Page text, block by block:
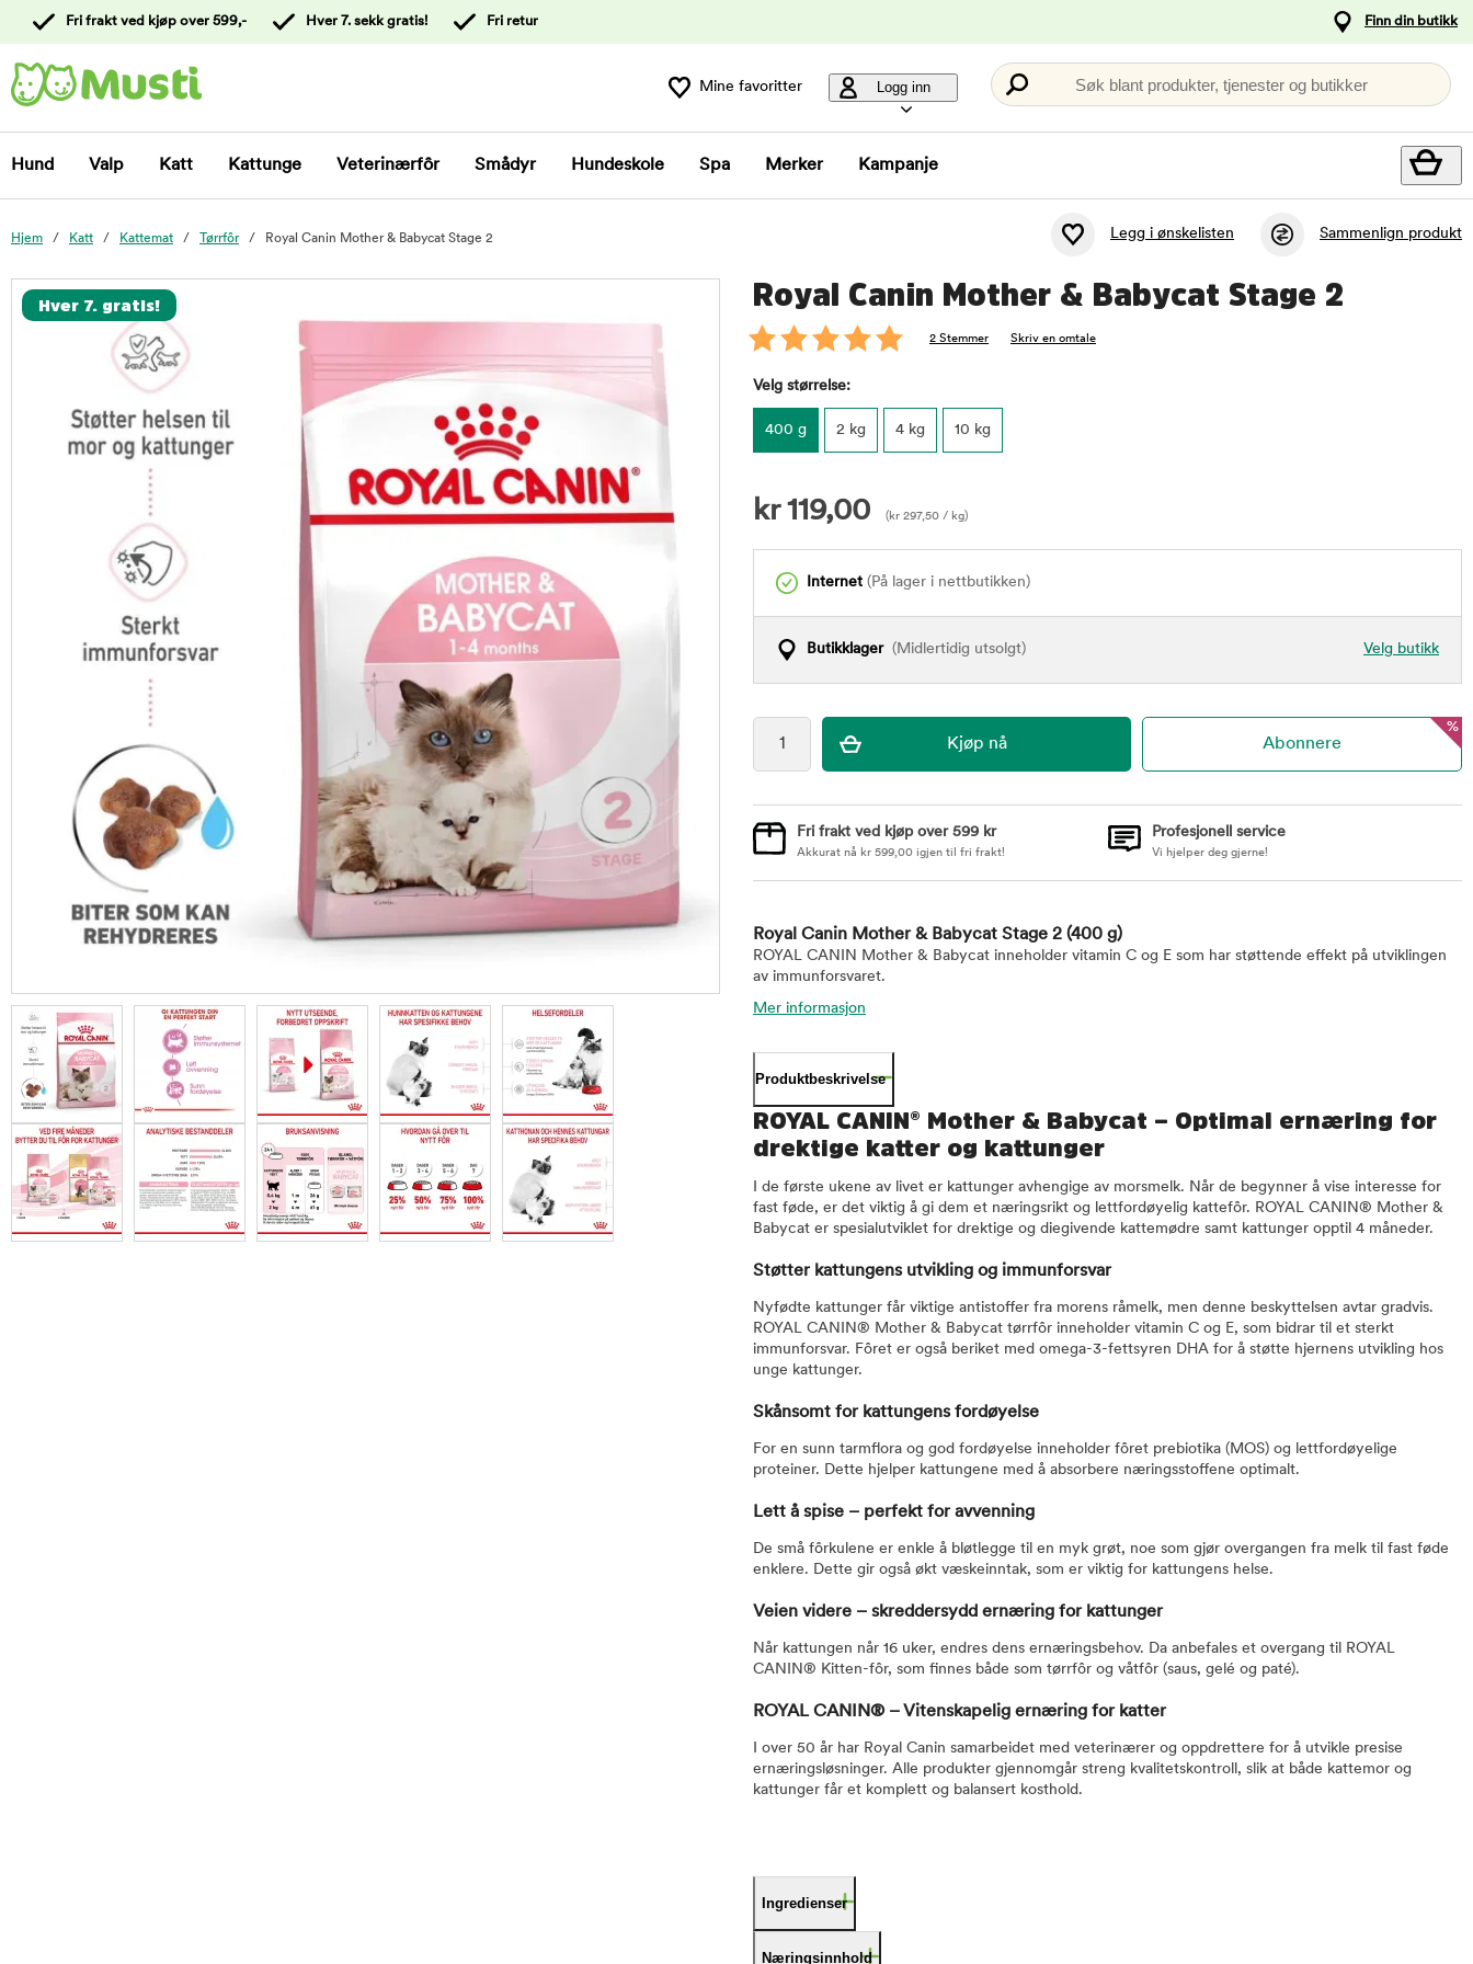
kundeservice
Fri frakt ved kjøp over 599,- Hver 7. sekk gratis! Fri retur Finn din butikk
Mine favoritter Logg inn Søk blant produkter, tjenester og butikker
Hund Valp Katt Kattunge Veterinærfôr Smådyr Hundeskole Spa Merker Kampanje
Hjem Katt Kattemat Tørrfôr Royal Canin Mother & Babycat Stage 2 Legg i ønskelisten Sammenlign produkt
Royal Canin Mother & Babycat Stage 2
2 Stemmer Skriv en omtale
Hver 7. gratis!
Velg størrelse:
400 g 2 kg 4 kg 10 kg
kr119,00 ( kr 297,50 / kg)
Internet (På lager i nettbutikken)
Velg butikk
Butikklager(Midlertidig utsolgt)
foo
%
Fri frakt ved kjøp over 599 kr
Akkurat nå kr 599,00 igjen til fri frakt!
Profesjonell service
Vi hjelper deg gjerne!
Royal Canin Mother & Babycat Stage 2 (400 g)
ROYAL CANIN Mother & Babycat inneholder vitamin C og E som har støttende effekt på utviklingen
av immunforsvaret.
Mer informasjon
Produktbeskrivelse
ROYAL CANIN® Mother & Babycat – Optimal ernæring for
drektige katter og kattunger
I de første ukene av livet er kattunger avhengige av morsmelk. Når de begynner å vise interesse for
fast føde, er det viktig å gi dem et næringsrikt og lettfordøyelig kattefôr. ROYAL CANIN® Mother &
Babycat er spesialutviklet for drektige og diegivende kattemødre samt kattunger opptil 4 måneder.
Støtter kattungens utvikling og immunforsvar
Nyfødte kattunger får viktige antistoffer fra morens råmelk, men denne beskyttelsen avtar gradvis.
ROYAL CANIN® Mother & Babycat tørrfôr inneholder vitamin C og E, som bidrar til et sterkt
immunforsvar. Fôret er også beriket med omega-3-fettsyren DHA for å støtte hjernens utvikling hos
unge kattunger.
Skånsomt for kattungens fordøyelse
For en sunn tarmflora og god fordøyelse inneholder fôret prebiotika (MOS) og lettfordøyelige
proteiner. Dette hjelper kattungene med å absorbere næringsstoffene optimalt.
Lett å spise – perfekt for avvenning
De små fôrkulene er enkle å bløtlegge til en myk grøt, noe som gjør overgangen fra melk til fast føde
enklere. Dette gir også økt væskeinntak, som er viktig for kattungens helse.
Veien videre – skreddersydd ernæring for kattunger
Når kattungen når 16 uker, endres dens ernæringsbehov. Da anbefales et overgang til ROYAL
CANIN® Kitten-fôr, som finnes både som tørrfôr og våtfôr (saus, gelé og paté).
ROYAL CANIN® – Vitenskapelig ernæring for katter
I over 50 år har Royal Canin samarbeidet med veterinærer og oppdrettere for å utvikle presise
ernæringsløsninger. Alle produkter gjennomgår streng kvalitetskontroll, slik at både kattemor og
kattunger får et komplett og balansert kosthold.
Ingredienser
Næringsinnhold